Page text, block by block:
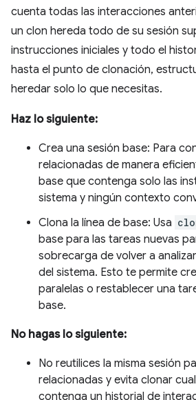
cuenta todas las interacciones
un clon hereda todo de su sesión
instrucciones iniciales y todo el
hasta el punto de clonación,
heredar solo lo que necesitas.
Haz lo siguiente:
Crea una sesión base: Para
relacionadas de manera
base que contenga solo las
sistema y ningún contexto
Clona la línea de base: Usa
base para las tareas nuevas
sobrecarga de volver a
del sistema. Esto te permite
paralelas o restablecer una
base.
No hagas lo siguiente:
No reutilices la misma sesión
relacionadas y evita clonar
contenga un historial de